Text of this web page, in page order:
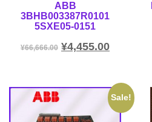
ABB
3BHB003387R0101
5SXE05-0151
¥66,666.00 ¥4,455.00
Sale!